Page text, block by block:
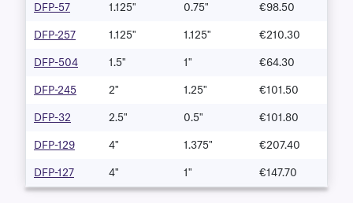
DFP-57 1.125" 0.75" €98.50
DFP-257 1.125" 1.125" €210.30
DFP-504 1.5" 1" €64.30
DFP-245 2" 1.25" €101.50
DFP-32 2.5" 0.5" €101.80
DFP-129 4" 1.375" €207.40
DFP-127 4" 1" €147.70